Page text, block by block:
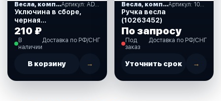
Весла, комплектующие
Уключина в сборе,
черная
(AD00000000138)
210 ₽
В
наличии
Доставка по РФ/СНГ
В корзину →
Весла, комплектующие Артикул: 10263452
Ручка весла
(10263452)
По запросу
Под
заказ
Доставка по РФ/СНГ
Уточнить срок →